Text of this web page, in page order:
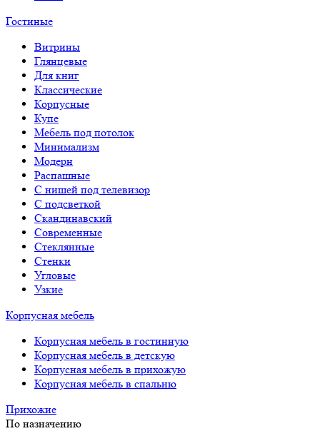
Гостиные
Витрины
Глянцевые
Для книг
Классические
Корпусные
Купе
Мебель под потолок
Минимализм
Модерн
Распашные
С нишей под телевизор
С подсветкой
Скандинавский
Современные
Стеклянные
Стенки
Угловые
Узкие
Корпусная мебель
Корпусная мебель в гостинную
Корпусная мебель в детскую
Корпусная мебель в прихожую
Корпусная мебель в спальню
Прихожие
По назначению